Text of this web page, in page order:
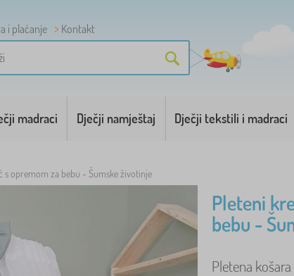
i plaćanje
Kontakt
madraci Dječji namještaj Dječji tekstili i madraci
s opremom za bebu - Šumske životinje
Pleteni
bebu -
Pletena